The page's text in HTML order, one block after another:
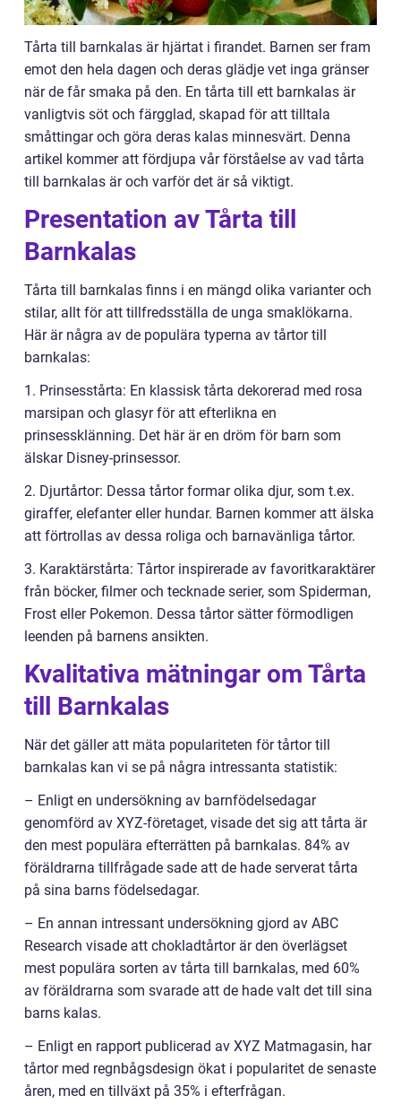
Tårta till barnkalas är hjärtat i firandet. Barnen ser fram
emot den hela dagen och deras glädje vet inga gränser
när de får smaka på den. En tårta till ett barnkalas är
vanligtvis söt och färgglad, skapad för att tilltala
småttingar och göra deras kalas minnesvärt. Denna
artikel kommer att fördjupa vår förståelse av vad tårta
till barnkalas är och varför det är så viktigt.
Presentation av Tårta till
Barnkalas
Tårta till barnkalas finns i en mängd olika varianter och
stilar, allt för att tillfredsställa de unga smaklökarna.
Här är några av de populära typerna av tårtor till
barnkalas:
1. Prinsesstårta: En klassisk tårta dekorerad med rosa
marsipan och glasyr för att efterlikna en
prinsessklänning. Det här är en dröm för barn som
älskar Disney-prinsessor.
2. Djurtårtor: Dessa tårtor formar olika djur, som t.ex.
giraffer, elefanter eller hundar. Barnen kommer att älska
att förtrollas av dessa roliga och barnavänliga tårtor.
3. Karaktärstårta: Tårtor inspirerade av favoritkaraktärer
från böcker, filmer och tecknade serier, som Spiderman,
Frost eller Pokemon. Dessa tårtor sätter förmodligen
leenden på barnens ansikten.
Kvalitativa mätningar om Tårta
till Barnkalas
När det gäller att mäta populariteten för tårtor till
barnkalas kan vi se på några intressanta statistik:
– Enligt en undersökning av barnfödelsedagar
genomförd av XYZ-företaget, visade det sig att tårta är
den mest populära efterrätten på barnkalas. 84% av
föräldrarna tillfrågade sade att de hade serverat tårta
på sina barns födelsedagar.
– En annan intressant undersökning gjord av ABC
Research visade att chokladtårtor är den överlägset
mest populära sorten av tårta till barnkalas, med 60%
av föräldrarna som svarade att de hade valt det till sina
barns kalas.
– Enligt en rapport publicerad av XYZ Matmagasin, har
tårtor med regnbågsdesign ökat i popularitet de senaste
åren, med en tillväxt på 35% i efterfrågan.